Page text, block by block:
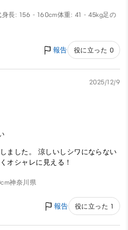
身長: 156 - 160cm体重: 41 - 45kg足の
報告 役に立った 0
2025/12/9
ました。 涼しいしシワにならない
オシャレに見える！
神奈川県
報告 役に立った 1